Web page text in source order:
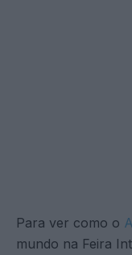
Para ver como o
mundo na Feira